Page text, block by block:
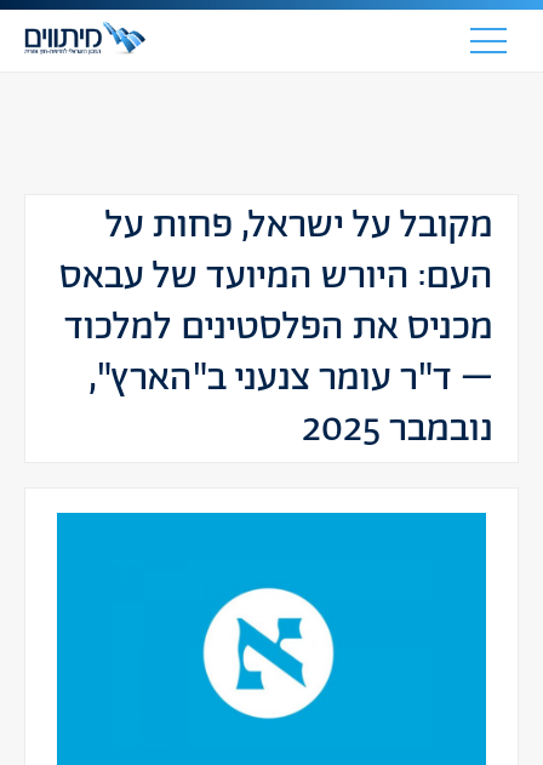
מקובל על ישראל, פחות על
העם: היורש המיועד של עבאס
מכניס את הפלסטינים למלכוד
– ד"ר עומר צנעני ב"הארץ",
נובמבר 2025